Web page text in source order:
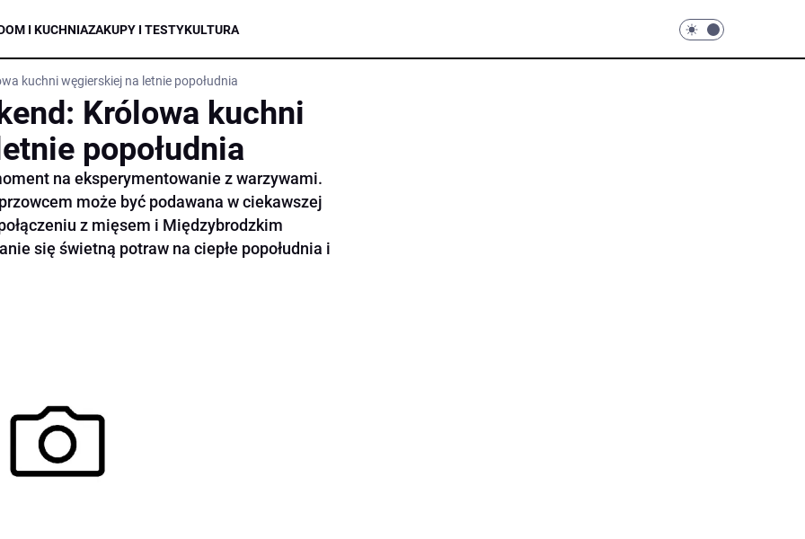
I KUCHNIAZAKUPY I TESTYKULTURA
kuchni węgierskiej na letnie popołudnia
Królowa kuchni
popołudnia
na eksperymentowanie z warzywami.
może być podawana w ciekawszej
z mięsem i Międzybrodzkim
się świetną potraw na ciepłe popołudnia i